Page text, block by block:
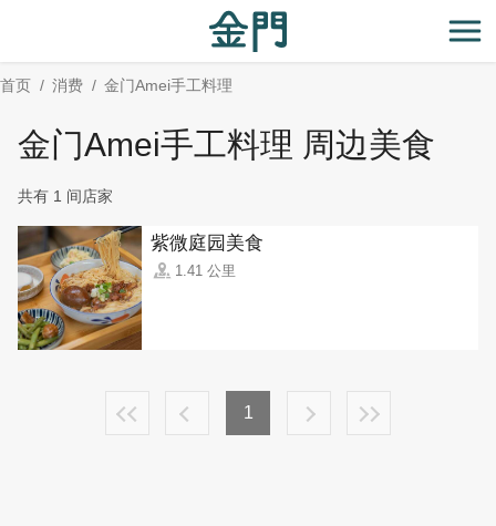
主
要
开
首页 消费 金门Amei手工料理
金门Amei手工料理 周边美食
共有 1 间店家
紫微庭园美食
1.41 公里
1